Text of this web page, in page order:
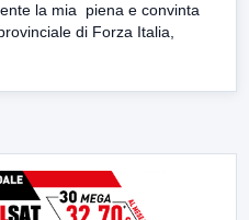
la mia piena e convinta
di Forza Italia,